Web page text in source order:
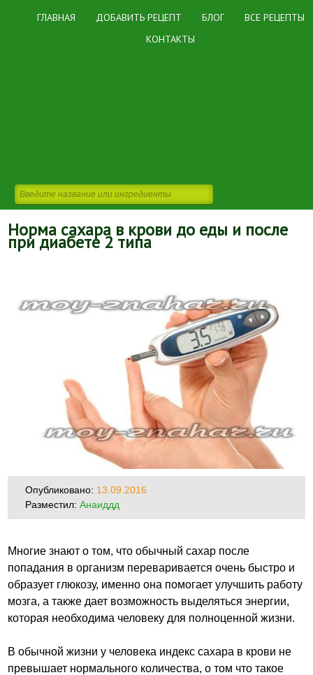
ГЛАВНАЯ ДОБАВИТЬ РЕЦЕПТ БЛОГ
ВСЕ РЕЦЕПТЫ
КОНТАКТЫ
Норма сахара в крови до еды и после
при диабете 2 типа
Опубликовано: 13.09.2016
Разместил:Анаиддд
Многие знают о том, что обычный сахар после
попадания в организм переваривается очень быстро и
образует глюкозу, именно она помогает улучшить работу
мозга, а также дает возможность выделяться энергии,
которая необходима человеку для полноценной жизни.
В обычной жизни у человека индекс сахара в крови не
превышает нормального количества, о том что такое